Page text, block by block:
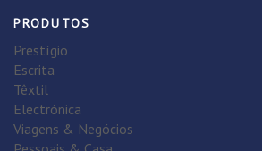
PRODUTOS
Prestígio
Escrita
Têxtil
Electrónica
Viagens & Negócios